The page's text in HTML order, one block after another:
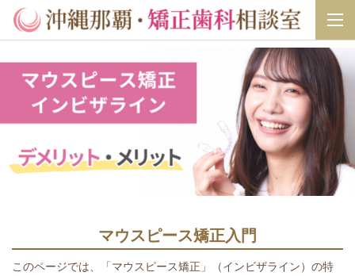
マウスピース矯正入門
このページでは、「マウスピース矯正」（インビザライン）の特